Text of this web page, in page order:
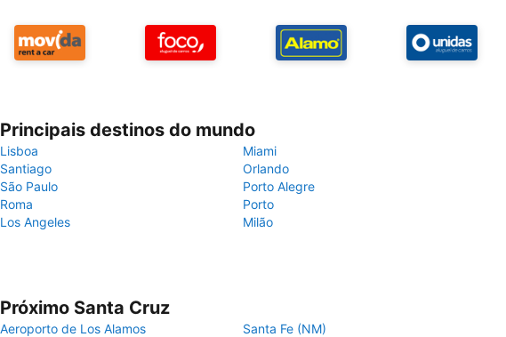
Principais destinos do mundo
Lisboa
Miami
Santiago
Orlando
São Paulo
Porto Alegre
Roma
Porto
Los Angeles
Milão
Próximo Santa Cruz
Aeroporto de Los Alamos Santa Fe (NM)